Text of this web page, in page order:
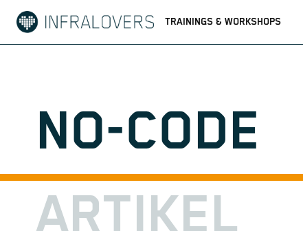
TRAININGS & WORKSHOPS
NO-CODE
ARTIKEL